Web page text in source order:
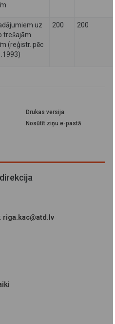
uz
trešajām
(reģistr. pēc
200 200
Drukas versija
Nosūtīt ziņu e-pastā
riga.kac@atd.lv